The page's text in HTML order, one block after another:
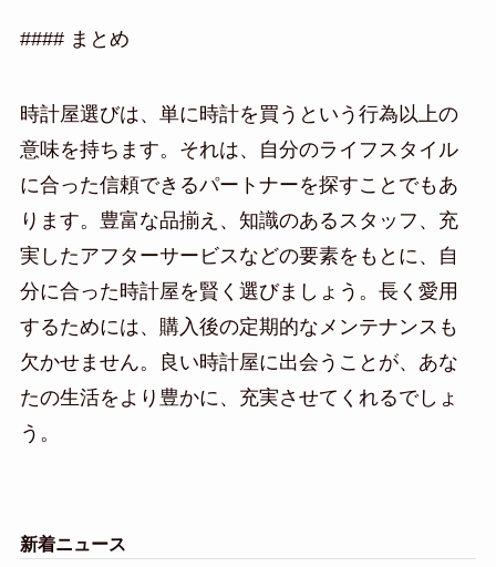
#### まとめ
時計屋選びは、単に時計を買うという行為以上の
意味を持ちます。それは、自分のライフスタイル
に合った信頼できるパートナーを探すことでもあ
ります。豊富な品揃え、知識のあるスタッフ、充
実したアフターサービスなどの要素をもとに、自
分に合った時計屋を賢く選びましょう。長く愛用
するためには、購入後の定期的なメンテナンスも
欠かせません。良い時計屋に出会うことが、あな
たの生活をより豊かに、充実させてくれるでしょ
う。
新着ニュース